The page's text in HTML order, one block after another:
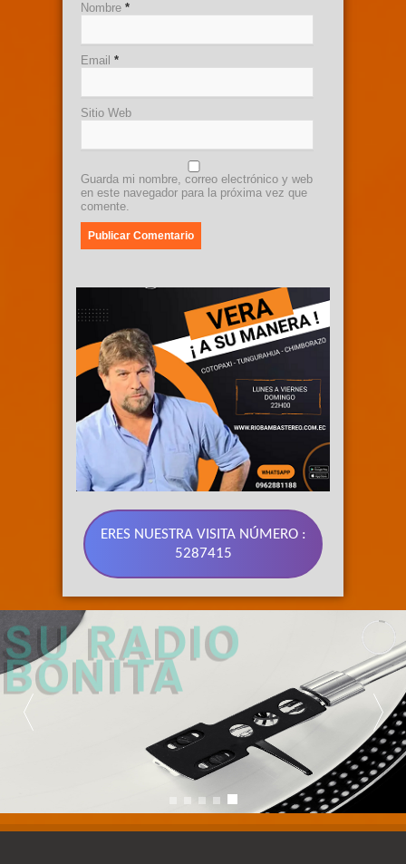
Nombre *
Email *
Sitio Web
Guarda mi nombre, correo electrónico y web
en este navegador para la próxima vez que
comente.
ERES NUESTRA VISITA NÚMERO :
5287415
89.3 FM
SU RADIO
BONITA